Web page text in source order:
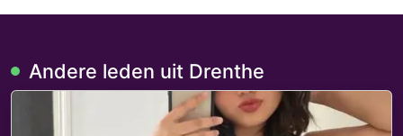
Andere leden uit Drenthe